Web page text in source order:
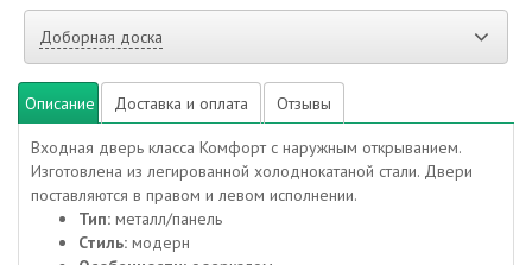
Доборная доска
Описание Доставка и оплата Отзывы
Входная дверь класса Комфорт с наружным открыванием.
Изготовлена из легированной холоднокатаной стали. Двери
поставляются в правом и левом исполнении.
Тип: металл/панель
Стиль: модерн